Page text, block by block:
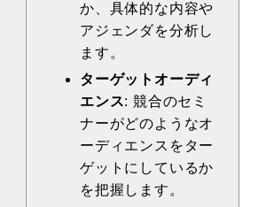
か、具体的な内容や
アジェンダを分析し
ます。
ターゲットオーディ
エンス: 競合のセミ
ナーがどのようなオ
ーディエンスをター
ゲットにしているか
を把握します。